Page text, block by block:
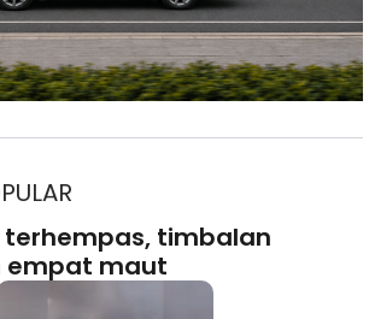
2026
timbalan
empat maut